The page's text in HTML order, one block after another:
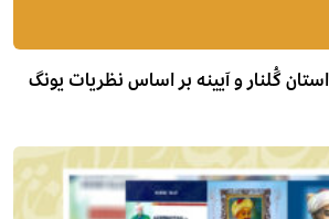
گُلنار و آیینه بر اساس نظریات یونگ